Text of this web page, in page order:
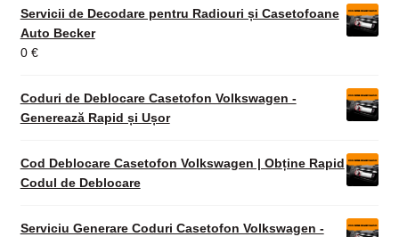
Servicii de Decodare pentru Radiouri și Casetofoane
Auto Becker
0 €
Coduri de Deblocare Casetofon Volkswagen -
Generează Rapid și Ușor
Cod Deblocare Casetofon Volkswagen | Obține Rapid
Codul de Deblocare
Serviciu Generare Coduri Casetofon Volkswagen -